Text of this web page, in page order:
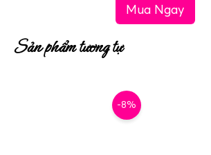
Mua Ngay
Sản phẩm tương tự
-8%